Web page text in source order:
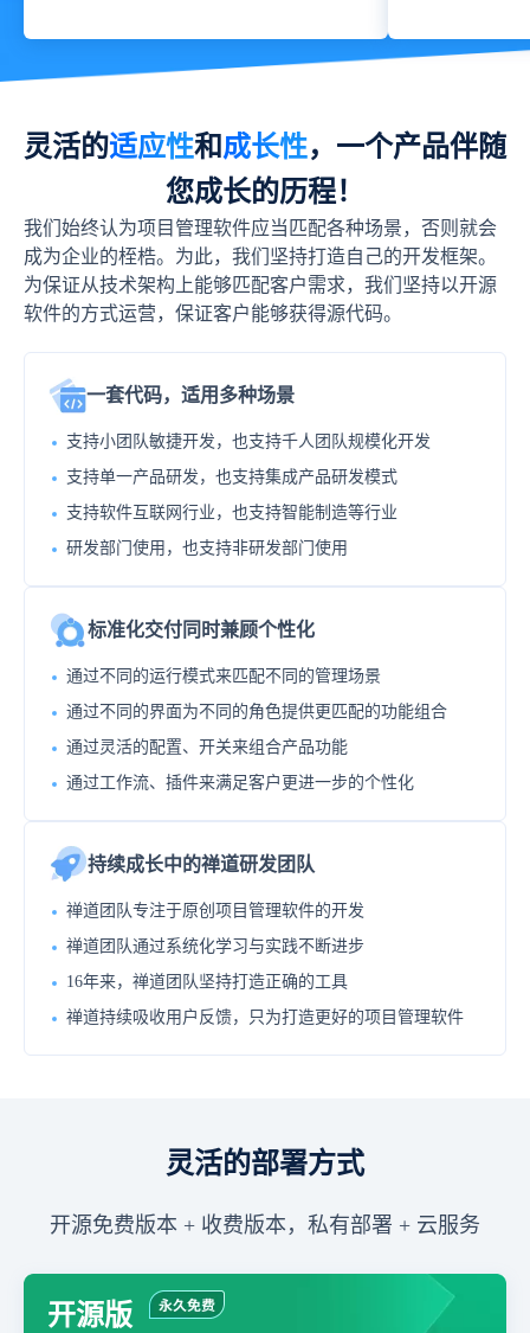
灵活的适应性和成长性，一个产品伴随
您成长的历程！
我们始终认为项目管理软件应当匹配各种场景，否则就会
成为企业的桎梏。为此，我们坚持打造自己的开发框架。
为保证从技术架构上能够匹配客户需求，我们坚持以开源
软件的方式运营，保证客户能够获得源代码。
一套代码，适用多种场景
支持小团队敏捷开发，也支持千人团队规模化开发
支持单一产品研发，也支持集成产品研发模式
支持软件互联网行业，也支持智能制造等行业
研发部门使用，也支持非研发部门使用
标准化交付同时兼顾个性化
通过不同的运行模式来匹配不同的管理场景
通过不同的界面为不同的角色提供更匹配的功能组合
通过灵活的配置、开关来组合产品功能
通过工作流、插件来满足客户更进一步的个性化
持续成长中的禅道研发团队
禅道团队专注于原创项目管理软件的开发
禅道团队通过系统化学习与实践不断进步
16年来，禅道团队坚持打造正确的工具
禅道持续吸收用户反馈，只为打造更好的项目管理软件
灵活的部署方式
开源免费版本 + 收费版本，私有部署 + 云服务
开源版